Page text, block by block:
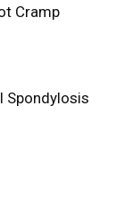
Cramp
Spondylosis